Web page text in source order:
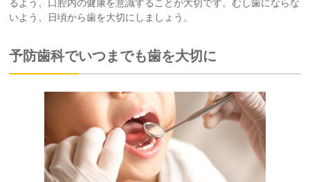
るよう、口腔内の健康を意識することが大切です。むし歯にならな
いよう、日頃から歯を大切にしましょう。
予防歯科でいつまでも歯を大切に